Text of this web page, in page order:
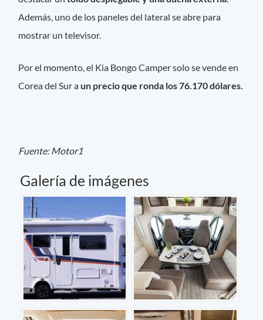
Además, uno de los paneles del lateral se abre para
mostrar un televisor.
Por el momento, el Kia Bongo Camper solo se vende en
Corea del Sur a un precio que ronda los 76.170 dólares.
Fuente: Motor1
Galería de imágenes